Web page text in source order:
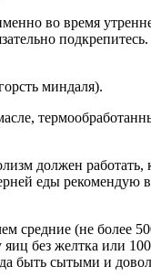
во время
миндаля).
должен
еды
средние (не более
без желтка или
быть сытыми и